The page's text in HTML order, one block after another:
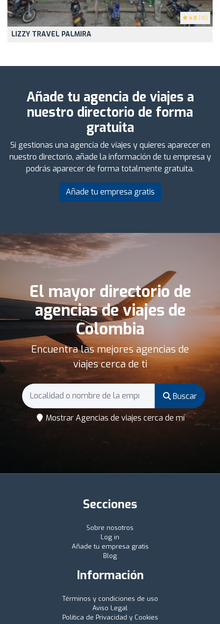
4.8 (10)
LIZZY TRAVEL PALMIRA
Añade tu agencia de viajes a
nuestro directorio de forma
gratuita
Si gestionas una agencia de viajes y quieres aparecer en
nuestro directorio, añade la información de tu empresa y
podrás aparecer de forma totalmente gratuita.
Añade tu empresa gratis
El mayor directorio de
agencias de viajes de
Colombia
Encuentra las mejores agencias de
viajes cerca de ti
Buscar
Mostrar Agencias de viajes cerca de mí
Secciones
Sobre nosotros
Log in
Añade tu empresa gratis
Blog
Información
Términos y condiciones de uso
Aviso Legal
Política de Privacidad y Cookies